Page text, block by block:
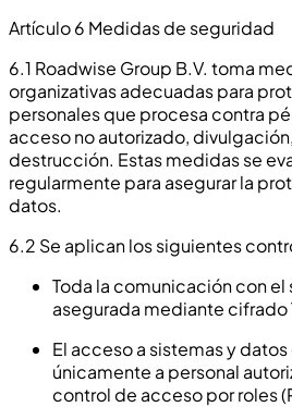
Artículo 6 Medidas de seguridad
6.1 Roadwise Group B.V. toma
organizativas adecuadas para
personales que procesa contra
acceso no autorizado,
destrucción. Estas medidas se
regularmente para asegurar la
datos.
6.2 Se aplican los siguientes
Toda la comunicación con el
asegurada mediante cifrado
El acceso a sistemas y
únicamente a personal
control de acceso por roles